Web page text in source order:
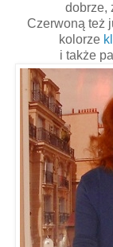
dobrze,
Czerwoną też
kolorze
i także